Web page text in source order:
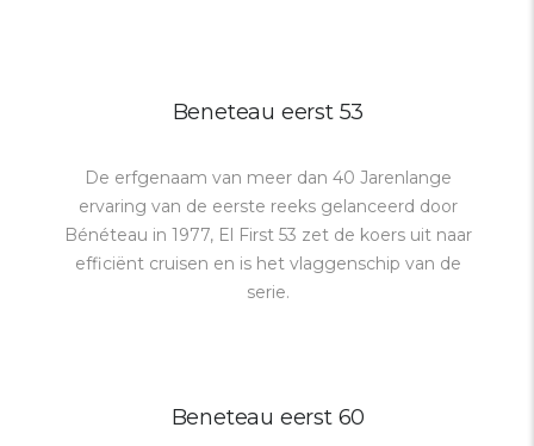
Beneteau eerst 53
De erfgenaam van meer dan 40 Jarenlange
ervaring van de eerste reeks gelanceerd door
Bénéteau in 1977, El First 53 zet de koers uit naar
efficiënt cruisen en is het vlaggenschip van de
serie.
Beneteau eerst 60